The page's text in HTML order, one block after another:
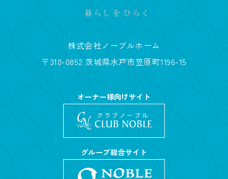
株式会社ノーブルホーム
〒310-0852 茨城県水戸市笠原町1196-15
オーナー様向けサイト
グループ総合サイト